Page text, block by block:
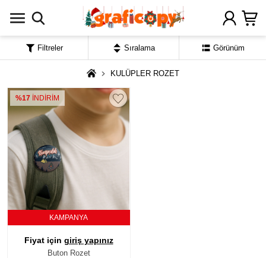
KULÜPLER ROZET
%17 İNDİRİM
KAMPANYA
Fiyat için giriş yapınız
Buton Rozet
Filtreler Sıralama Görünüm